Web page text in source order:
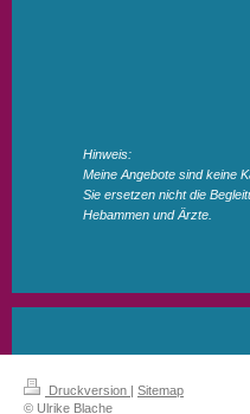
Hinweis:
Meine Angebote sind keine
Sie ersetzen nicht die
Hebammen und Ärzte.
Druckversion
Sitemap
© Ulrike Blache